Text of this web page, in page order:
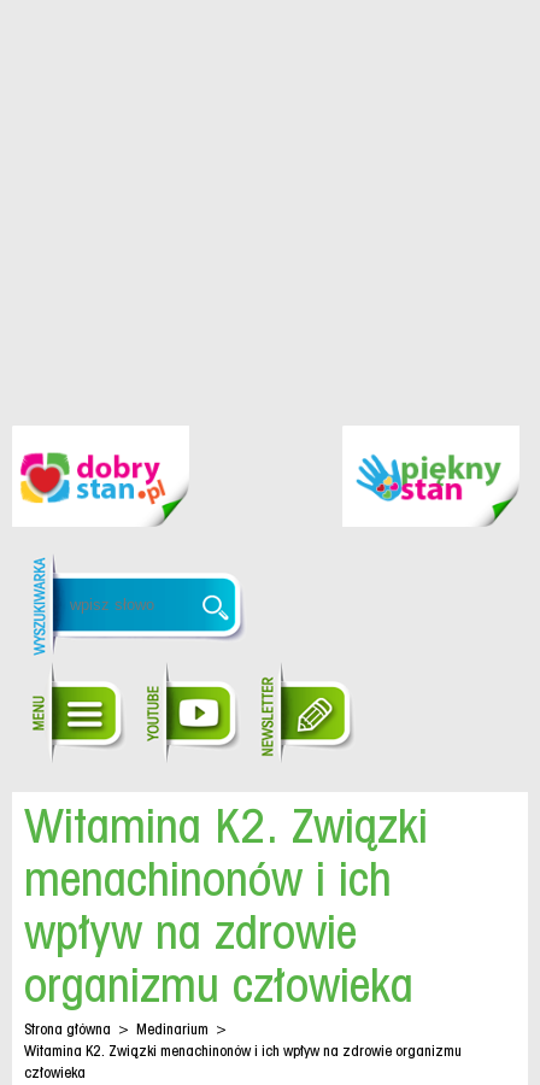
Witamina K2. Związki
menachinonów i ich
wpływ na zdrowie
organizmu człowieka
Strona główna > Medinarium >
Witamina K2. Związki menachinonów i ich wpływ na zdrowie organizmu
człowieka